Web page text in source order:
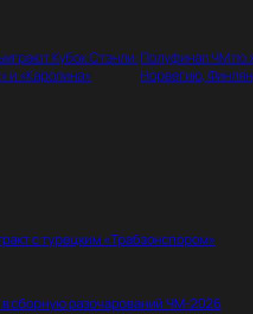
Кубок Стэнли:
и «Каролина»
Полуфинал ЧМ по
Норвегию,
с турецким «Трабзонспором»
сборную разочарований ЧМ-2026